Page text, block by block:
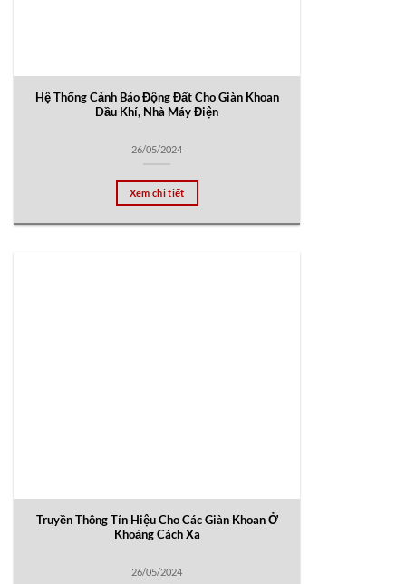
Hệ Thống Cảnh Báo Động Đất Cho Giàn Khoan
Dầu Khí, Nhà Máy Điện
26/05/2024
Xem chi tiết
Truyền Thông Tín Hiệu Cho Các Giàn Khoan Ở
Khoảng Cách Xa
26/05/2024